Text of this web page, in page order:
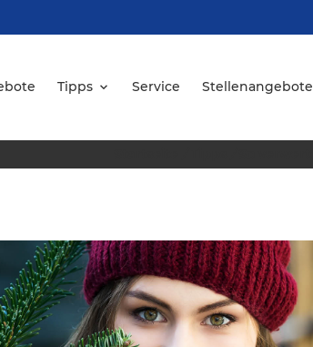
Tipps Service Stellenangebote